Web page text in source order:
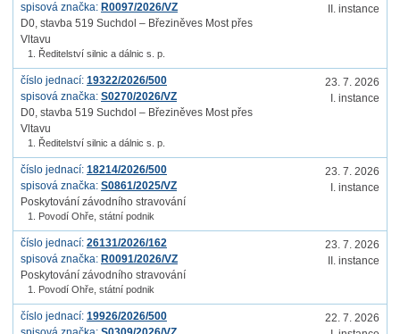
spisová značka: R0097/2026/VZ
D0, stavba 519 Suchdol – Březiněves Most přes
Vltavu
Ředitelství silnic a dálnic s. p.
II. instance
číslo jednací: 19322/2026/500
spisová značka: S0270/2026/VZ
D0, stavba 519 Suchdol – Březiněves Most přes
Vltavu
Ředitelství silnic a dálnic s. p.
23. 7. 2026
I. instance
číslo jednací: 18214/2026/500
spisová značka: S0861/2025/VZ
Poskytování závodního stravování
Povodí Ohře, státní podnik
23. 7. 2026
I. instance
číslo jednací: 26131/2026/162
spisová značka: R0091/2026/VZ
Poskytování závodního stravování
Povodí Ohře, státní podnik
23. 7. 2026
II. instance
číslo jednací: 19926/2026/500
22. 7. 2026